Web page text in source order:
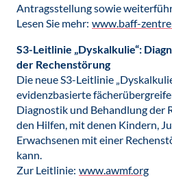
Antragsstellung sowie
Lesen Sie mehr: www.baff-
S3-Leitlinie „Dyskalkulie“:
der Rechenstörung
Die neue S3-Leitlinie
evidenzbasierte
Diagnostik und Behandlung der
den Hilfen, mit denen Kindern,
Erwachsenen mit einer
kann.
Zur Leitlinie: www.awmf.org